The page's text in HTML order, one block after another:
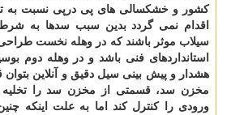
کشور و خشکسالی های پی درپی نسبت به
اقدام نمی گردد بدین سبب سدها به
سیلاب موثر باشند که در وهله نخست
استانداردهای فنی باشد و در وهله دوم
هشدار و پیش بینی سیل دقیق و آنلاین
مخزن سد، قسمتی از مخزن سد را تخلیه
ورودی را کنترل کند اما به علت اینکه